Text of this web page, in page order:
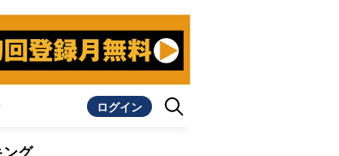
ログイン
ング